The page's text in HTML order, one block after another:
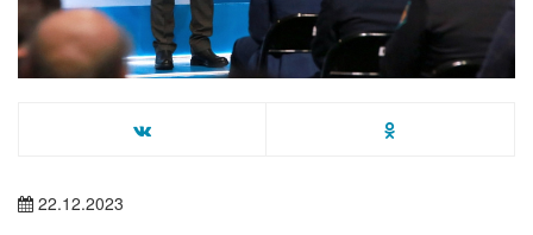
22.12.2023